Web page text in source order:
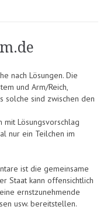
nach Lösungen. Die
und Arm/Reich,
solche sind zwischen den
Lösungsvorschlag
nur ein Teilchen im
ist die gemeinsame
Staat kann offensichtlich
ernstzunehmende
usw. bereitstellen.